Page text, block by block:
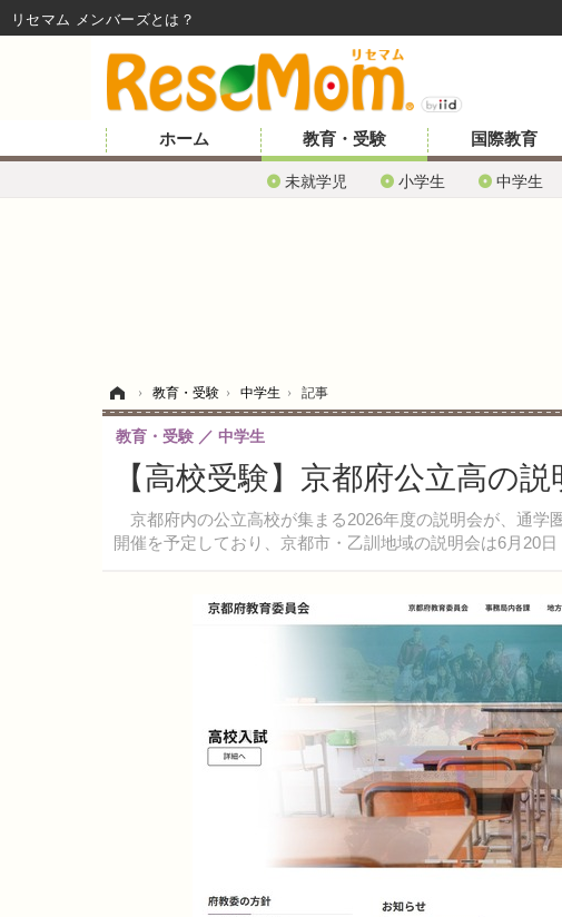
ホーム 教育・受験
未就学児 小学生 中学生
国際教育
› 教育・受験 › 中学生 › 記事
【高校受験】京都府公立高の
京都府内の公立高校が集まる2026年度の説明会が、通学
開催を予定しており、京都市・乙訓地域の説明会は6月20
教育・受験 中学生
リセマム メンバーズ